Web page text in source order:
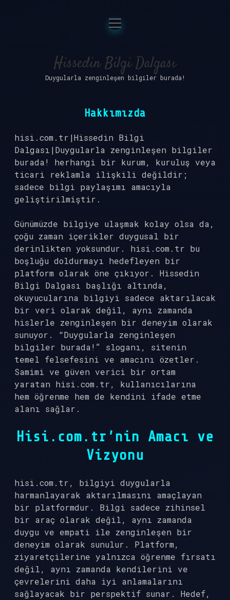
Anasayfa
Gizlilik Politikası
Yasal Uyarı
Hakkımızda
menüyü
aç
Hissedin Bilgi Dalgası
Duygularla zenginleşen bilgiler burada!
Hakkımızda
hisi.com.tr|Hissedin Bilgi
Dalgası|Duygularla zenginleşen bilgiler
burada! herhangi bir kurum, kuruluş veya
ticari reklamla ilişkili değildir;
sadece bilgi paylaşımı amacıyla
geliştirilmiştir.
Günümüzde bilgiye ulaşmak kolay olsa da,
çoğu zaman içerikler duygusal bir
derinlikten yoksundur. hisi.com.tr bu
boşluğu doldurmayı hedefleyen bir
platform olarak öne çıkıyor. Hissedin
Bilgi Dalgası başlığı altında,
okuyucularına bilgiyi sadece aktarılacak
bir veri olarak değil, aynı zamanda
hislerle zenginleşen bir deneyim olarak
sunuyor. “Duygularla zenginleşen
bilgiler burada!” sloganı, sitenin
temel felsefesini ve amacını özetler.
Samimi ve güven verici bir ortam
yaratan hisi.com.tr, kullanıcılarına
hem öğrenme hem de kendini ifade etme
alanı sağlar.
Hisi.com.tr’nin Amacı ve
Vizyonu
hisi.com.tr, bilgiyi duygularla
harmanlayarak aktarılmasını amaçlayan
bir platformdur. Bilgi sadece zihinsel
bir araç olarak değil, aynı zamanda
duygu ve empati ile zenginleşen bir
deneyim olarak sunulur. Platform,
ziyaretçilerine yalnızca öğrenme fırsatı
değil, aynı zamanda kendilerini ve
çevrelerini daha iyi anlamalarını
sağlayacak bir perspektif sunar. Hedef,